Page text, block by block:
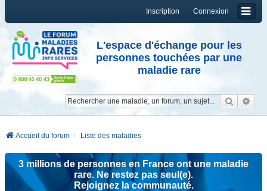
Connexion
Inscription
L'espace d'échange pour les
personnes touchées par une
maladie rare
Accueil du forum Liste des maladies
3 millions de personnes en France ont une maladie
rare. Ne restez pas seul(e).
Rejoignez la communauté.